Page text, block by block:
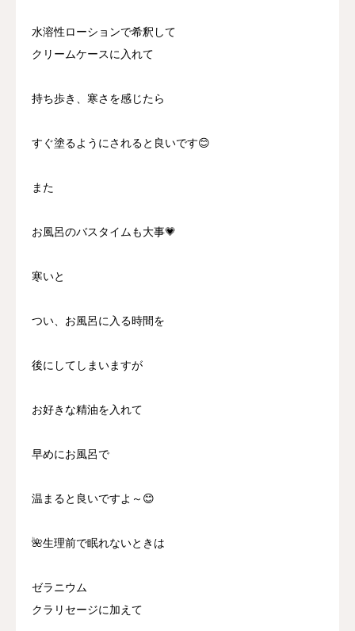
水溶性ローションで希釈して
クリームケースに入れて
持ち歩き、寒さを感じたら
すぐ塗るようにされると良いです😊
また
お風呂のバスタイムも大事💗
寒いと
つい、お風呂に入る時間を
後にしてしまいますが
お好きな精油を入れて
早めにお風呂で
温まると良いですよ～😊
🌺生理前で眠れないときは
ゼラニウム
クラリセージに加えて